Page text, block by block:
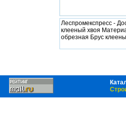
Леспромекспресс -
клееный хвоя
обрезная Брус